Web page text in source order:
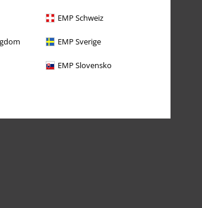
EMP Schweiz
EMP Sverige
EMP Slovensko